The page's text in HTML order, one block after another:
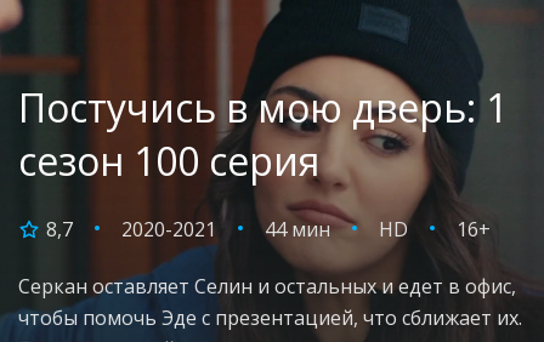
Постучись в мою дверь: 1
сезон 100 серия
8,7 2020-2021 44 мин HD 16+
Серкан оставляет Селин и остальных и едет в офис,
чтобы помочь Эде с презентацией, что сближает их.